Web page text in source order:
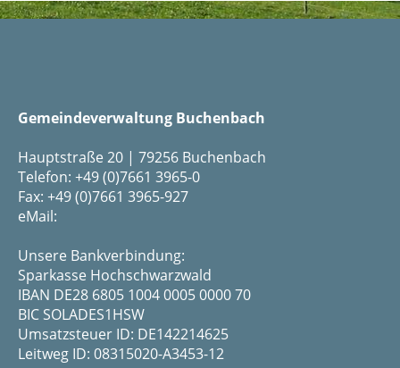
Gemeindeverwaltung Buchenbach
Hauptstraße 20 | 79256 Buchenbach
Telefon: +49 (0)7661 3965-0
Fax: +49 (0)7661 3965-927
eMail:
Unsere Bankverbindung:
Sparkasse Hochschwarzwald
IBAN DE28 6805 1004 0005 0000 70
BIC SOLADES1HSW
Umsatzsteuer ID: DE142214625
Leitweg ID: 08315020-A3453-12